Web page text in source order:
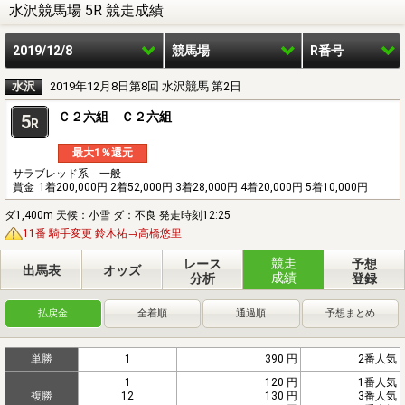
水沢競馬場 5R 競走成績
2019/12/8 競馬場 R番号
水沢 2019年12月8日第8回 水沢競馬 第2日
5R Ｃ２六組 Ｃ２六組
最大1％還元
サラブレッド系 一般
賞金 1着200,000円 2着52,000円 3着28,000円 4着20,000円 5着10,000円
ダ1,400m 天候：小雪 ダ：不良 発走時刻12:25
11番 騎手変更 鈴木祐→高橋悠里
出馬表 オッズ
レース
分析
競走
成績
予想
登録
払戻金 全着順 通過順 予想まとめ
単勝 1 390 円 2番人気
複勝
1
12
120 円
130 円
1番人気
3番人気